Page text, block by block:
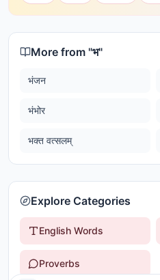
More from "भ"
भंजन
भंभोर
भक्त वत्सलम्
Explore Categories
English Words
Proverbs